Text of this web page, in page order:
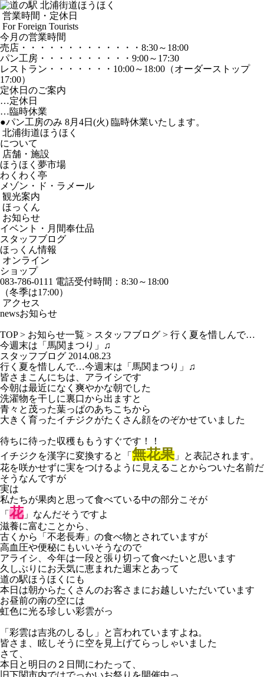
営業時間・定休日
For Foreign Tourists
今月の営業時間
売店 ・・・・・・・・・・・・・ 8:30～18:00
パン工房 ・・・・・・・・・・ 9:00～17:30
レストラン ・・・・・・・ 10:00～18:00 （オーダーストップ
17:00）
定休日のご案内
…定休日
…臨時休業
●パン工房のみ 8月4日(火) 臨時休業いたします。
北浦街道ほうほく
について
店舗・施設
ほうほく夢市場
わくわく亭
メゾン・ド・ラメール
観光案内
ほっくん
お知らせ
イベント・月間奉仕品
スタッフブログ
ほっくん情報
オンライン
ショップ
083-786-0111 電話受付時間：8:30～18:00
（冬季は17:00）
アクセス
newsお知らせ
TOP> お知らせ一覧 > スタッフブログ > 行く夏を惜しんで…
今週末は「馬関まつり」♫
スタッフブログ 2014.08.23
行く夏を惜しんで…今週末は「馬関まつり」♫
皆さまこんにちは、アライシです
今朝は最近になく爽やかな朝でした
洗濯物を干しに裏口から出ますと
青々と茂った葉っぱのあちこちから
大きく育ったイチジクがたくさん顔をのぞかせていました
待ちに待った収穫ももうすぐです！！
イチジクを漢字に変換すると「 無花果 」と表記されます。
花を咲かせずに実をつけるように見えることからついた名前だ
そうなんですが
実は
私たちが果肉と思って食べている中の部分こそが
「 花」なんだそうですよ
滋養に富むことから、
古くから「不老長寿」の食べ物とされていますが
高血圧や便秘にもいいそうなので
アライシ、今年は一段と張り切って食べたいと思います
久しぶりにお天気に恵まれた週末とあって
道の駅ほうほくにも
本日は朝からたくさんのお客さまにお越しいただいています
お昼前の南の空には
虹色に光る珍しい彩雲がっ
「彩雲は吉兆のしるし」と言われていますよね。
皆さま、眩しそうに空を見上げてらっしゃいました
さて、
本日と明日の２日間にわたって、
旧下関市内ではでっかいお祭りを開催中っ